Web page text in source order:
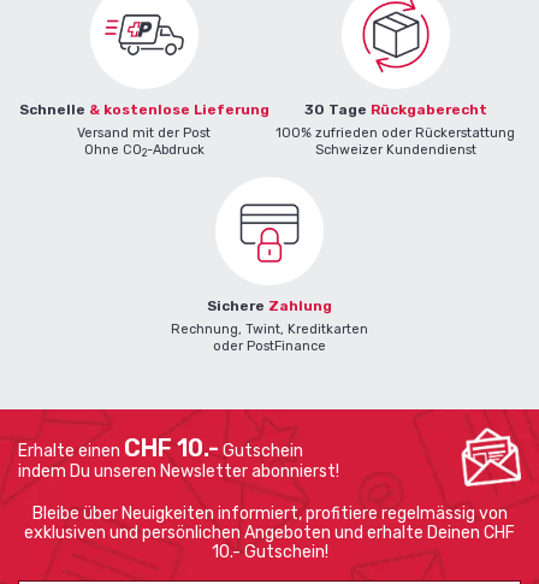
Schnelle & kostenlose Lieferung
Versand mit der Post
Ohne CO2-Abdruck
30 Tage Rückgaberecht
100% zufrieden oder Rückerstattung
Schweizer Kundendienst
Sichere Zahlung
Rechnung, Twint, Kreditkarten
oder PostFinance
Erhalte einen CHF 10.-Gutschein
indem Du unseren Newsletter abonnierst!
Bleibe über Neuigkeiten informiert, profitiere regelmässig von
exklusiven und persönlichen Angeboten und erhalte Deinen CHF
10.- Gutschein!